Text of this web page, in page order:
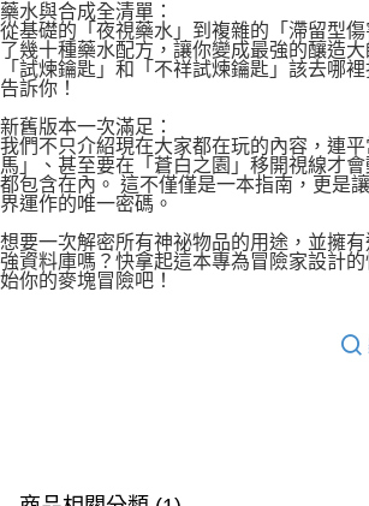
藥水與合成全清單：
從基礎的「夜視藥水」到複雜的「滯留型
了幾十種藥水配方，讓你變成最強的釀造
「試煉鑰匙」和「不祥試煉鑰匙」該去哪
告訴你！
新舊版本一次滿足：
我們不只介紹現在大家都在玩的內容，連
馬」、甚至要在「蒼白之園」移開視線才
都包含在內。 這不僅僅是一本指南，更是
界運作的唯一密碼。
想要一次解密所有神祕物品的用途，並擁
強資料庫嗎？快拿起這本專為冒險家設計
始你的麥塊冒險吧！